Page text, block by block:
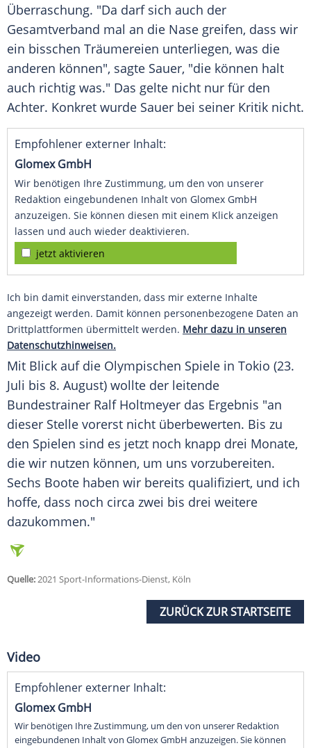
Überraschung. "Da darf sich auch der
Gesamtverband mal an die Nase greifen, dass wir
ein bisschen Träumereien unterliegen, was die
anderen können", sagte Sauer, "die können halt
auch richtig was." Das gelte nicht nur für den
Achter. Konkret wurde Sauer bei seiner Kritik nicht.
Empfohlener externer Inhalt:
Glomex GmbH
Wir benötigen Ihre Zustimmung, um den von unserer
Redaktion eingebundenen Inhalt von Glomex GmbH
anzuzeigen. Sie können diesen mit einem Klick anzeigen
lassen und auch wieder deaktivieren.
jetzt aktivieren
Ich bin damit einverstanden, dass mir externe Inhalte
angezeigt werden. Damit können personenbezogene Daten an
Drittplattformen übermittelt werden. Mehr dazu in unseren
Datenschutzhinweisen.
Mit Blick auf die Olympischen Spiele in Tokio (23.
Juli bis 8. August) wollte der leitende
Bundestrainer Ralf Holtmeyer das Ergebnis "an
dieser Stelle vorerst nicht überbewerten. Bis zu
den Spielen sind es jetzt noch knapp drei Monate,
die wir nutzen können, um uns vorzubereiten.
Sechs Boote haben wir bereits qualifiziert, und ich
hoffe, dass noch circa zwei bis drei weitere
dazukommen."
Quelle:2021 Sport-Informations-Dienst, Köln
ZURÜCK ZUR STARTSEITE
Video
Empfohlener externer Inhalt:
Glomex GmbH
Wir benötigen Ihre Zustimmung, um den von unserer Redaktion
eingebundenen Inhalt von Glomex GmbH anzuzeigen. Sie können